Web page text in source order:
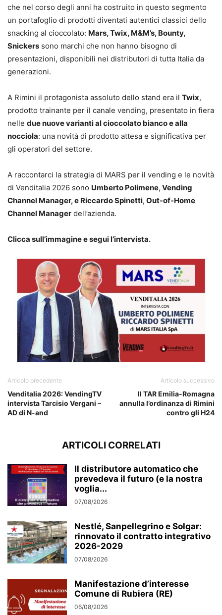
che nel corso degli anni ha costruito in questo segmento
un portafoglio di prodotti diventati autentici classici dello
snacking al cioccolato: Mars, Twix, M&M’s, Bounty,
Snickers sono marchi che non hanno bisogno di
presentazioni, disponibili nei distributori di tutta Italia da
generazioni.
A Rimini il protagonista assoluto dello stand era il Twix,
prodotto trainante per il canale vending, presentato in fiera
nelle due nuove varianti al cioccolato bianco e alla
nocciola: una novità di prodotto attesa e significativa per
gli operatori del settore.
A raccontarci la strategia di MARS per il vending e le novità
di Venditalia 2026 sono Umberto Polimene, Vending
Channel Manager, e Riccardo Spinetti, Out-of-Home
Channel Manager dell’azienda.
Clicca sull’immagine e segui l’intervista.
Articolo precedente
Venditalia 2026: VendingTV
intervista Tarcisio Vergani –
AD di N-and
Articolo successivo
Il TAR Emilia-Romagna
annulla l’ordinanza di Rimini
contro gli H24
ARTICOLI CORRELATI
Il distributore automatico che
prevedeva il futuro (e la nostra
voglia...
07/08/2026
Nestlé, Sanpellegrino e Solgar:
rinnovato il contratto integrativo
2026-2029
07/08/2026
Manifestazione d’interesse
Comune di Rubiera (RE)
06/08/2026